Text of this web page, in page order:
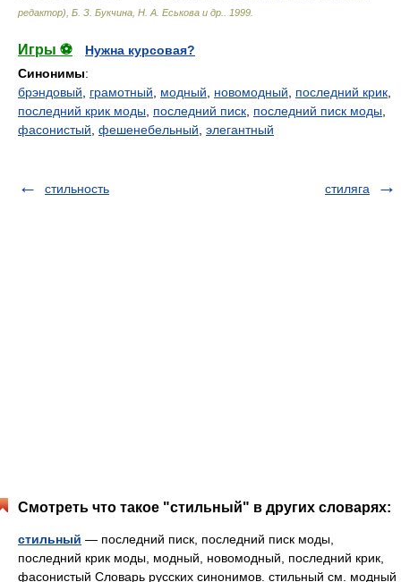
редактор), Б. З. Букчина, Н. А. Еськова и др.
1999
Игры ⚽
Нужна курсовая?
Синонимы:
брэндовый
грамотный модный новомодный последний крик
последний крик моды
последний писк последний писк моды
фасонистый фешенебельный элегантный
стильность стиляга
Смотреть что такое "стильный" в других словарях:
стильный — последний писк, последний писк моды,
последний крик моды, модный, новомодный, последний крик,
фасонистый Словарь русских синонимов. стильный см. модный